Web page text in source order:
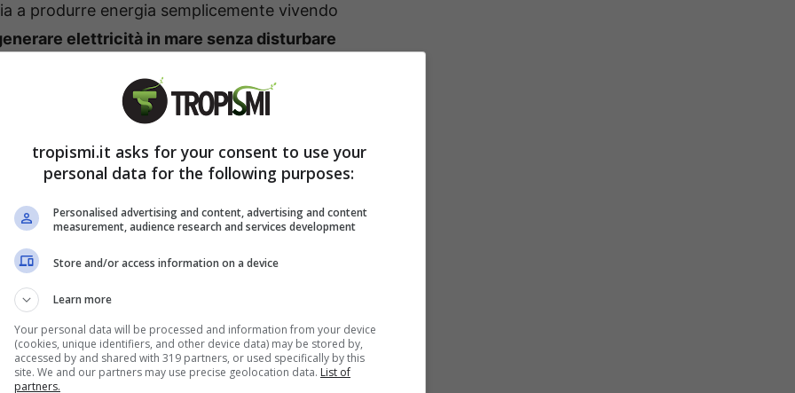
a produrre energia semplicemente vivendo
elettricità in mare senza disturbare
marino
“trottola” che trasforma le
sistemi a pistoni, il dispositivo di Voltai lavora
sono parti meccaniche in movimento: tutto
vibrazioni marine in corrente elettrica. Il
punta già a quadruplicare la sua potenza
nella modularità:
più “trottole” possono
marini capaci di arrivare a 1 kilowatt o
tropismi.it asks for your consent to use your
personal data for the following purposes:
Personalised advertising and content, advertising and content
measurement, audience research and services development
Store and/or access information on a device
Learn more
Your personal data will be processed and information from your device
(cookies, unique identifiers, and other device data) may be stored by,
accessed by and shared with 319 partners, or used specifically by this
site. We and our partners may use precise geolocation data. List of
partners.